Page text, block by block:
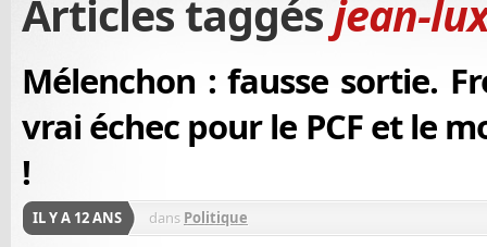
Articles taggésjean-
Mélenchon : fausse sortie.
vrai échec pour le PCF et le
!
IL Y A 12 ANS dans Politique